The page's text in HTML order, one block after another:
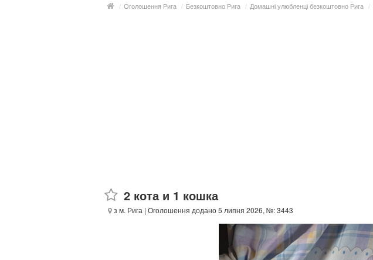
/ Оголошення Рига / Безкоштовно Рига / Домашні улюбленці безкоштовно Рига /
2 кота и 1 кошка
з м. Рига | Оголошення додано 5 липня 2026, №: 3443